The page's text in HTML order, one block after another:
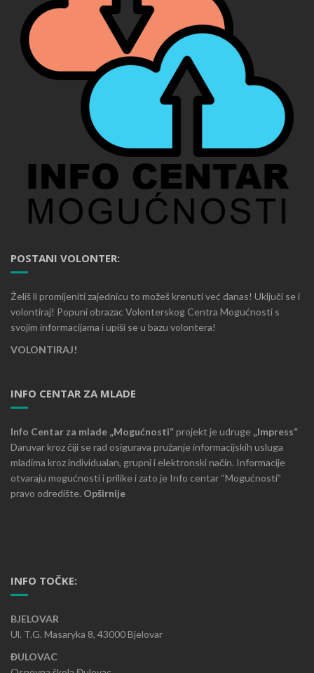
POSTANI VOLONTER:
Želiš li promijeniti zajednicu to možeš krenuti već danas! Uključi se i
volontiraj! Popuni obrazac Volonterskog Centra Mogućnosti s
svojim informacijama i upiši se u bazu volontera!
VOLONTIRAJ!
INFO CENTAR ZA MLADE
Info Centar za mlade „Mogućnosti“projekt je udruge „Impress“
Daruvar kroz čiji se rad osigurava pružanje informacijskih usluga
mladima kroz individualan, grupni i elektronski način. Informacije
otvaraju mogućnosti i prilike i zato je Info centar “Mogućnosti”
pravo odredište. Opširnije
INFO TOČKE:
BJELOVAR
Ul. T.G. Masaryka 8, 43000 Bjelovar
ĐULOVAC